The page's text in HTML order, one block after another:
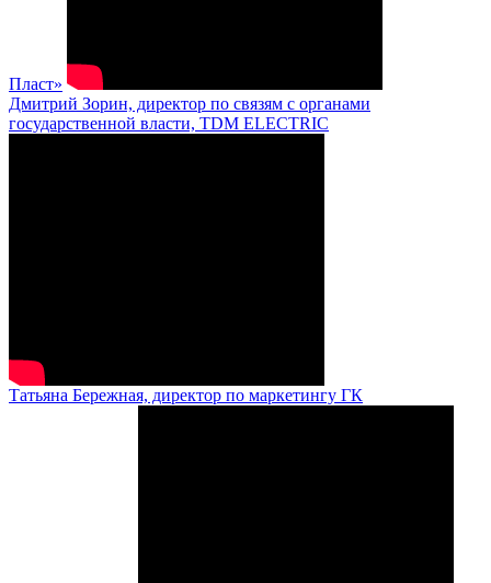
Пласт»
Дмитрий Зорин, директор по связям с органами
государственной власти, TDM ELECTRIC
Татьяна Бережная, директор по маркетингу ГК